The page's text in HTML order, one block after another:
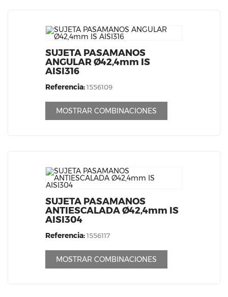
SUJETA PASAMANOS
ANGULAR Ø42,4mm IS
AISI316
Referencia:1556109
MOSTRAR COMBINACIONES
SUJETA PASAMANOS
ANTIESCALADA Ø42,4mm IS
AISI304
Referencia:1556117
MOSTRAR COMBINACIONES